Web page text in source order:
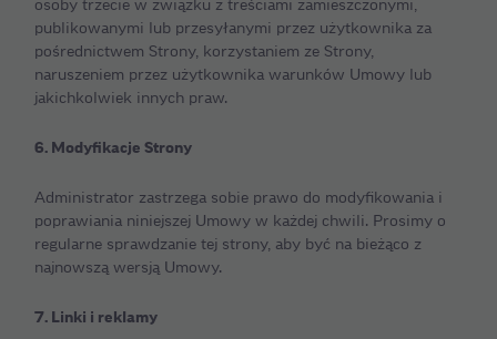
osoby trzecie w związku z treściami zamieszczonymi,
publikowanymi lub przesyłanymi przez użytkownika za
pośrednictwem Strony, korzystaniem ze Strony,
naruszeniem przez użytkownika warunków Umowy lub
jakichkolwiek innych praw.
6. Modyfikacje Strony
Administrator zastrzega sobie prawo do modyfikowania i
poprawiania niniejszej Umowy w każdej chwili. Prosimy o
regularne sprawdzanie tej strony, aby być na bieżąco z
najnowszą wersją Umowy.
7. Linki i reklamy